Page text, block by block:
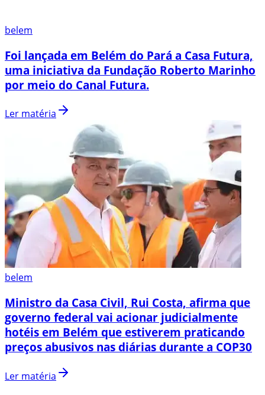
belem
Foi lançada em Belém do Pará a Casa Futura,
uma iniciativa da Fundação Roberto Marinho
por meio do Canal Futura.
Ler matéria
belem
Ministro da Casa Civil, Rui Costa, afirma que
governo federal vai acionar judicialmente
hotéis em Belém que estiverem praticando
preços abusivos nas diárias durante a COP30
Ler matéria